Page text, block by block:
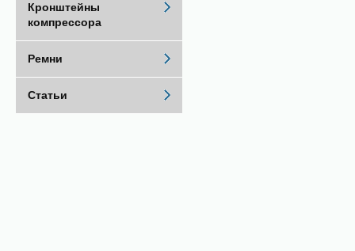
Кронштейны
компрессора
Ремни
Статьи